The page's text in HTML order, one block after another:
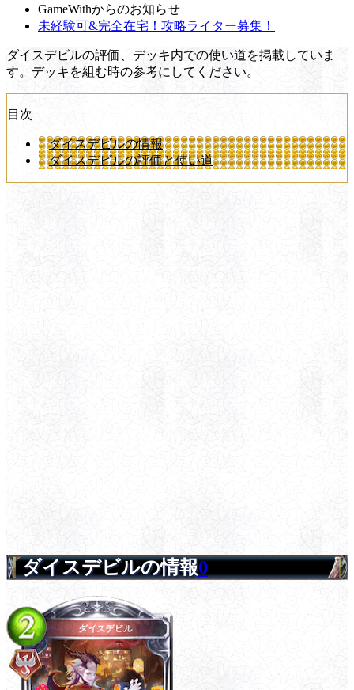
GameWithからのお知らせ
未経験可&完全在宅！攻略ライター募集！
ダイスデビルの評価、デッキ内での使い道を掲載していま
す。デッキを組む時の参考にしてください。
目次
ダイスデビルの情報
ダイスデビルの評価と使い道
ダイスデビルの情報0